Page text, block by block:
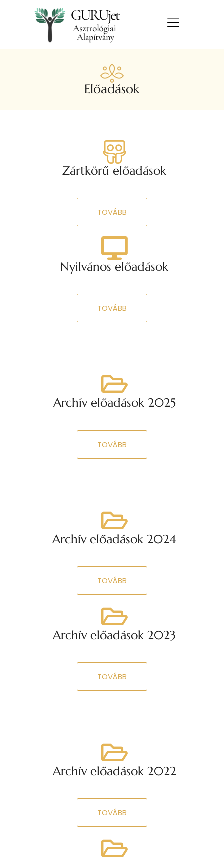
Előadások
Zártkörű előadások
TOVÁBB
Nyilvános előadások
TOVÁBB
Archív előadások 2025
TOVÁBB
Archív előadások 2024
TOVÁBB
Archív előadások 2023
TOVÁBB
Archív előadások 2022
TOVÁBB